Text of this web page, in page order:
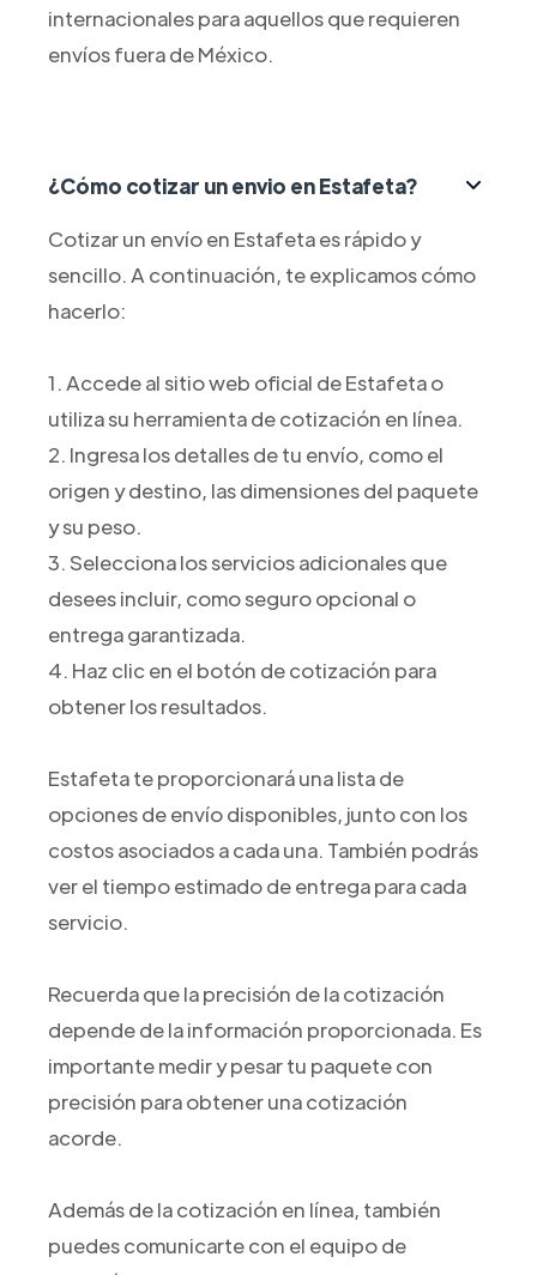
internacionales para aquellos que requieren
envíos fuera de México.
¿Cómo cotizar un envio en Estafeta?
Cotizar un envío en Estafeta es rápido y
sencillo. A continuación, te explicamos cómo
hacerlo:
1. Accede al sitio web oficial de Estafeta o
utiliza su herramienta de cotización en línea.
2. Ingresa los detalles de tu envío, como el
origen y destino, las dimensiones del paquete
y su peso.
3. Selecciona los servicios adicionales que
desees incluir, como seguro opcional o
entrega garantizada.
4. Haz clic en el botón de cotización para
obtener los resultados.
Estafeta te proporcionará una lista de
opciones de envío disponibles, junto con los
costos asociados a cada una. También podrás
ver el tiempo estimado de entrega para cada
servicio.
Recuerda que la precisión de la cotización
depende de la información proporcionada. Es
importante medir y pesar tu paquete con
precisión para obtener una cotización
acorde.
Además de la cotización en línea, también
puedes comunicarte con el equipo de